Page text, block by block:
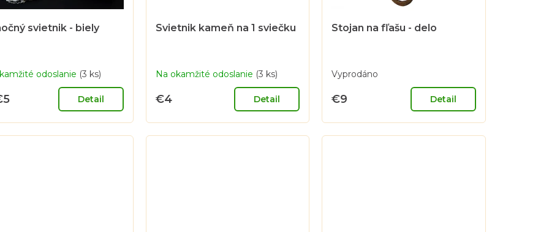
svietnik - biely
odoslanie (3 ks)
Detail
Svietnik kameň na 1 sviečku
Na okamžité odoslanie (3 ks)
€4 Detail
Stojan na fľašu - delo
Vyprodáno
€9 Detail